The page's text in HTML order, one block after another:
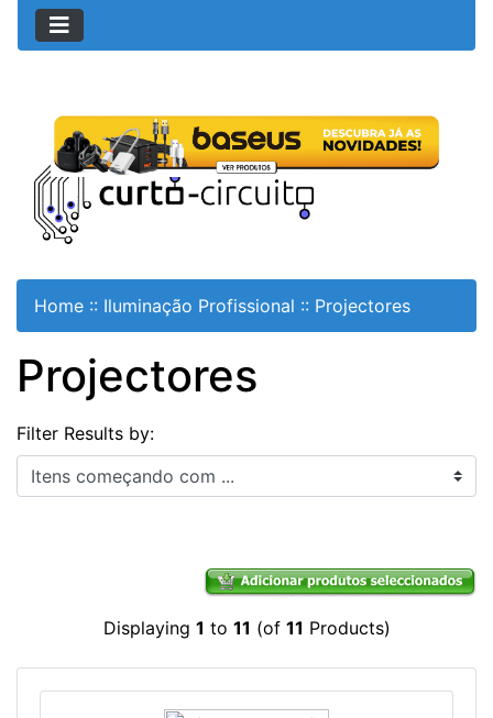
Home :: Iluminação Profissional :: Projectores
Projectores
Filter Results by:
Itens começando com ...
Displaying 1 to 11 (of 11 Products)